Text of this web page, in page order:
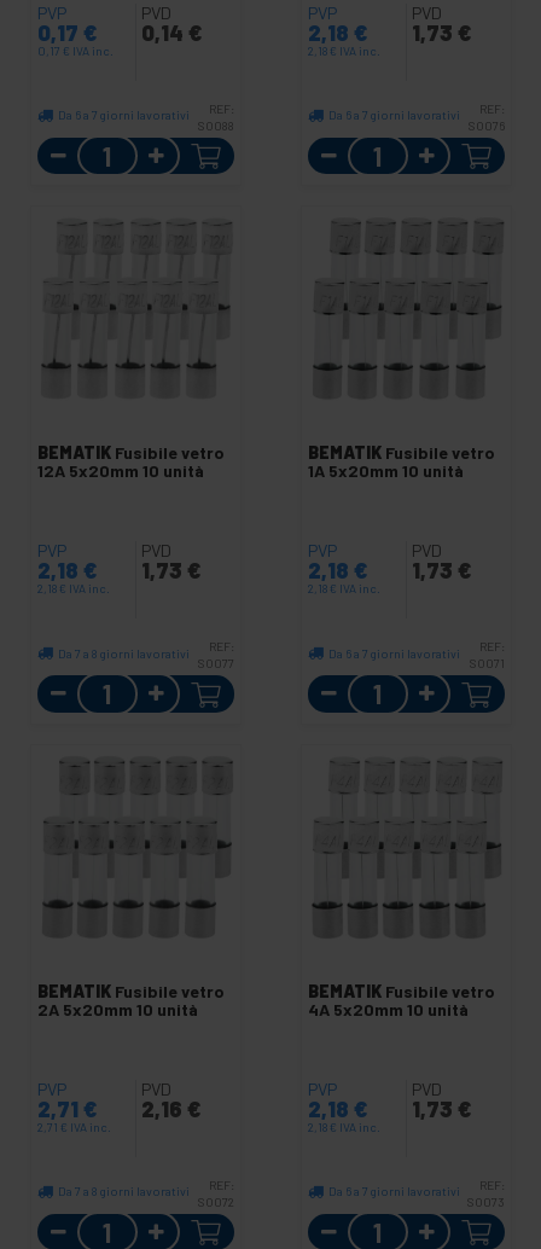
PVP
0,17 €
0,17 € IVA inc.
PVD
0,14 €
Da 6 a 7 giorni lavorativi
REF:
SO088
Quantità
PVP
2,18 €
2,18 € IVA inc.
PVD
1,73 €
Da 6 a 7 giorni lavorativi
REF:
SO076
Quantità
BEMATIK Fusibile vetro
12A 5x20mm 10 unità
PVP
2,18 €
2,18 € IVA inc.
PVD
1,73 €
Da 7 a 8 giorni lavorativi
REF:
SO077
Quantità
BEMATIK Fusibile vetro
1A 5x20mm 10 unità
PVP
2,18 €
2,18 € IVA inc.
PVD
1,73 €
Da 6 a 7 giorni lavorativi
REF:
SO071
Quantità
BEMATIK Fusibile vetro
2A 5x20mm 10 unità
PVP
2,71 €
2,71 € IVA inc.
PVD
2,16 €
Da 7 a 8 giorni lavorativi
REF:
SO072
Quantità
BEMATIK Fusibile vetro
4A 5x20mm 10 unità
PVP
2,18 €
2,18 € IVA inc.
PVD
1,73 €
Da 6 a 7 giorni lavorativi
REF:
SO073
Quantità